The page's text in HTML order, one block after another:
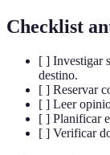
Checklist
[ ] Investigar
destino.
[ ] Reservar
[ ] Leer
[ ] Planificar
[ ] Verificar